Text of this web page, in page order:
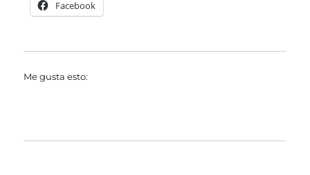
Facebook
Me gusta esto: